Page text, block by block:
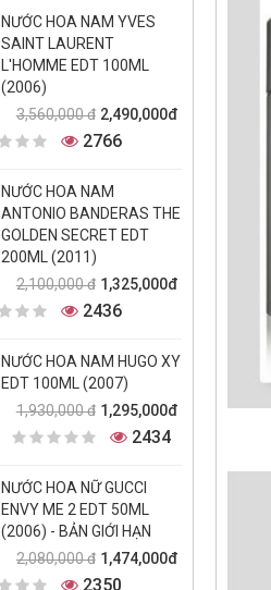
NƯỚC HOA NAM YVES
SAINT LAURENT
L'HOMME EDT 100ML
(2006)
3,560,000 đ 2,490,000đ
2766
NƯỚC HOA NAM
ANTONIO BANDERAS THE
GOLDEN SECRET EDT
200ML (2011)
2,100,000 đ 1,325,000đ
2436
NƯỚC HOA NAM HUGO XY
EDT 100ML (2007)
1,930,000 đ 1,295,000đ
2434
NƯỚC HOA NỮ GUCCI
ENVY ME 2 EDT 50ML
(2006) - BẢN GIỚI HẠN
2,080,000 đ 1,474,000đ
2350